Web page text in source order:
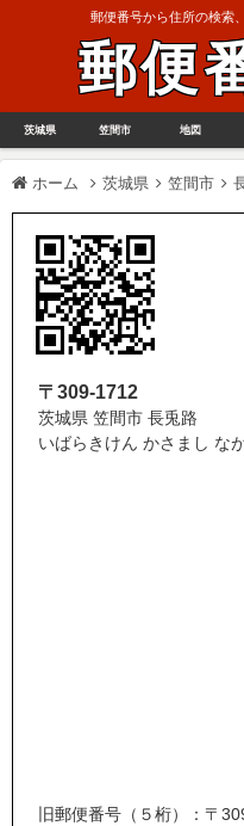
郵便番号から住所の検索
郵便
茨城県 笠間市 地図
ホーム 茨城県 笠間市
〒309-1712
茨城県 笠間市 長兎路
いばらきけん かさまし な
旧郵便番号（５桁）：〒